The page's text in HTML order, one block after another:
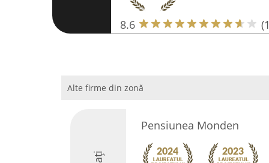
8.6
Alte firme din zonă
Pensiunea Monden